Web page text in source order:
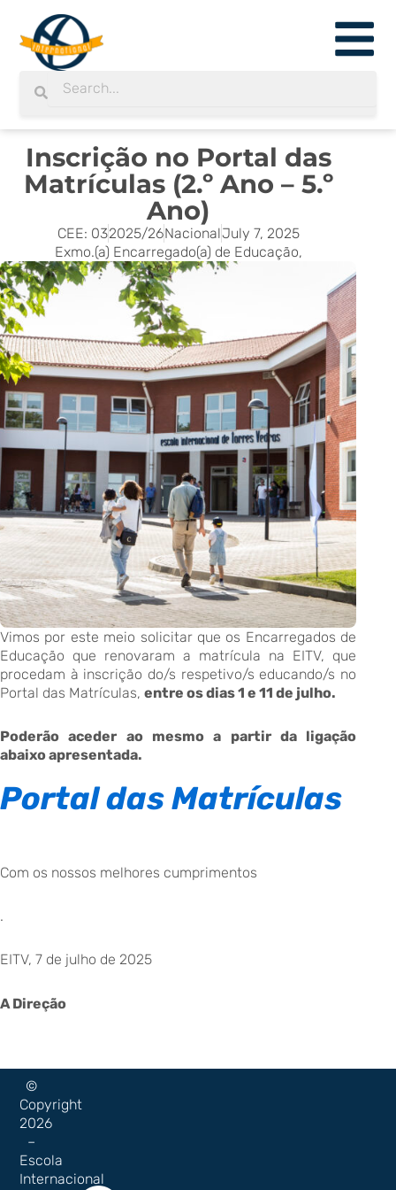
content
Search
Inscrição no Portal das
Matrículas (2.º Ano – 5.º
Ano)
CEE: 032025/26NacionalJuly 7, 2025
Exmo.(a) Encarregado(a) de Educação,
Vimos por este meio solicitar que os Encarregados de
Educação que renovaram a matrícula na EITV, que
procedam à inscrição do/s respetivo/s educando/s no
Portal das Matrículas, entre os dias 1 e 11 de julho.
Poderão aceder ao mesmo a partir da ligação
abaixo apresentada.
Portal das Matrículas
Com os nossos melhores cumprimentos
.
EITV, 7 de julho de 2025
A Direção
©
Copyright
2026
–
Escola
Internacional